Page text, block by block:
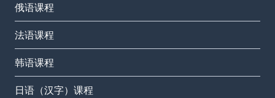
俄语课程
法语课程
韩语课程
日语（汉字）课程